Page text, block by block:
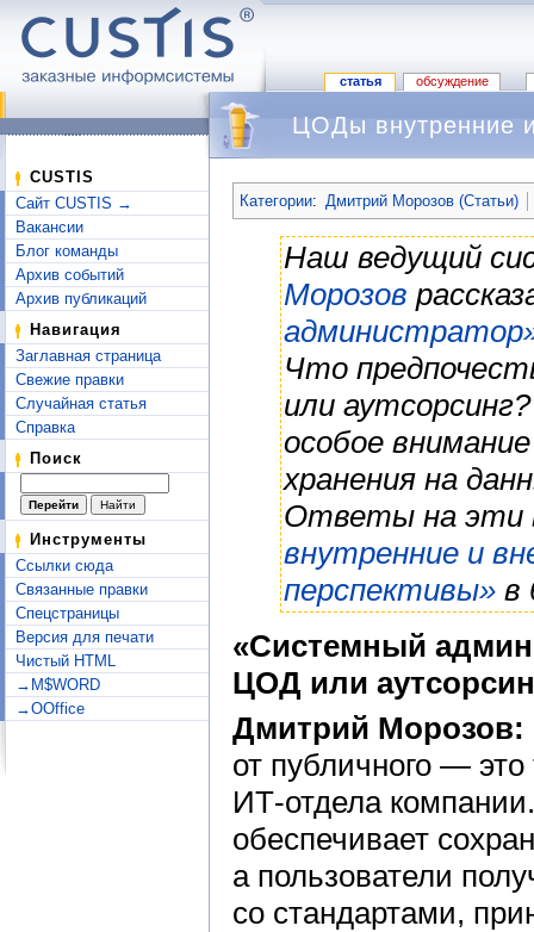
статья обсуждение
CUSTIS
Сайт CUSTIS →
Вакансии
Блог команды
Архив событий
Архив публикаций
Навигация
Заглавная страница
Свежие правки
Случайная статья
Справка
Поиск
Инструменты
Ссылки сюда
Связанные правки
Спецстраницы
Версия для печати
Чистый HTML
→M$WORD
→OOffice
ЦОДы внутренние
Категории: Дмитрий Морозов (Статьи)
Наш ведущий
Морозов
Что
или
особое
хранения на
Ответы на эти
внутренние и
перспективы» в
«Системный
ЦОД или
Дмитрий Морозов:
от публичного —
ИТ-отдела
обеспечивает
а пользователи
со стандартами,